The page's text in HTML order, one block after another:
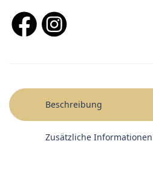
Beschreibung
Zusätzliche Informationen